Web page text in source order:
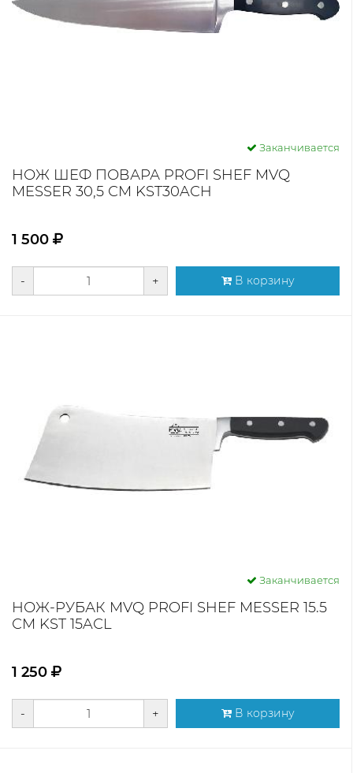
Заканчивается
НОЖ ШЕФ ПОВАРА PROFI SHEF MVQ
MESSER 30,5 СМ KST30AСH
1 500
- + В корзину
Заканчивается
НОЖ-РУБАК MVQ PROFI SHEF MESSER 15.5
СМ KST 15AСL
1 250
- + В корзину